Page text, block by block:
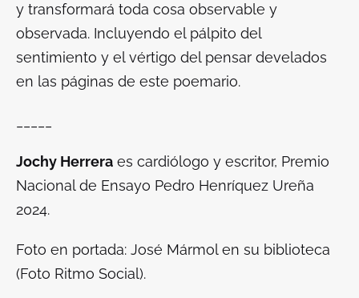
y transformará toda cosa observable y
observada. Incluyendo el pálpito del
sentimiento y el vértigo del pensar develados
en las páginas de este poemario.
Jochy Herrera es cardiólogo y escritor, Premio
Nacional de Ensayo Pedro Henríquez Ureña
2024.
Foto en portada: José Mármol en su biblioteca
(Foto Ritmo Social).